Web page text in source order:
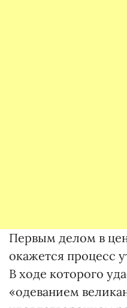
Первым делом в
окажется процесс
В ходе которого
«одеванием